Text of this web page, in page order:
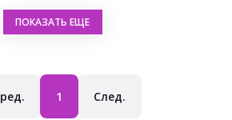
ПОКАЗАТЬ ЕЩЕ
1 текущая
След.